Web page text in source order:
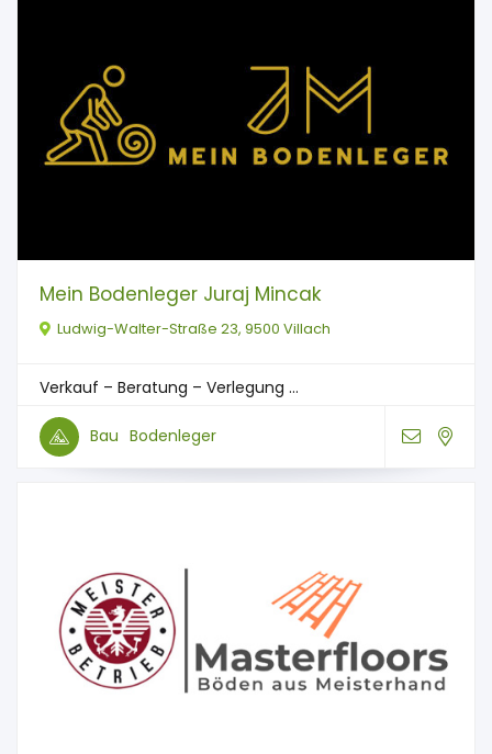
Mein Bodenleger Juraj Mincak
Ludwig-Walter-Straße 23, 9500 Villach
Verkauf – Beratung – Verlegung ...
Bau Bodenleger